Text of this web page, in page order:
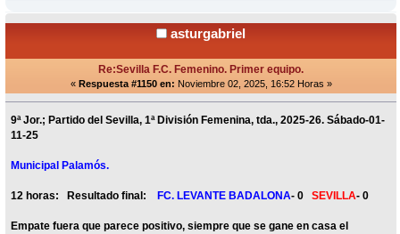
asturgabriel
Re:Sevilla F.C. Femenino. Primer equipo.
« Respuesta #1150 en: Noviembre 02, 2025, 16:52 Horas »
9ª Jor.; Partido del Sevilla, 1ª División Femenina, tda., 2025-26. Sábado-01-
11-25
Municipal Palamós.
12 horas: Resultado final: FC. LEVANTE BADALONA- 0SEVILLA- 0
Empate fuera que parece positivo, siempre que se gane en casa el